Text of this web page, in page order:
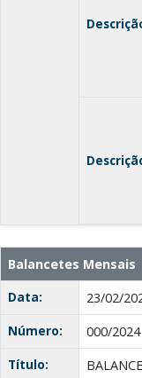
Balancetes Mensais
Data:
23/02/
Número:
000/2024
Título: